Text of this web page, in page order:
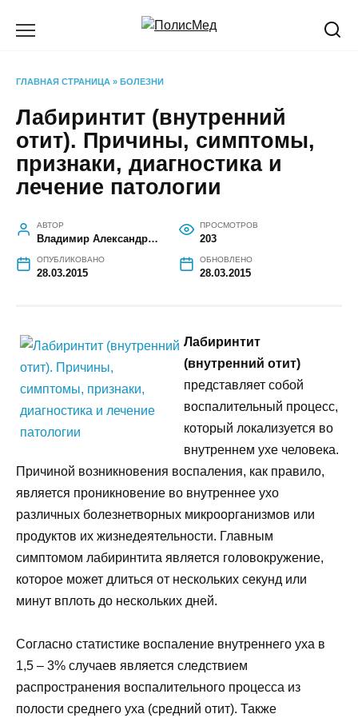
ГЛАВНАЯ СТРАНИЦА » БОЛЕЗНИ
Лабиринтит (внутренний
отит). Причины, симптомы,
признаки, диагностика и
лечение патологии
АВТОР
Владимир Александрович Марченко
ПРОСМОТРОВ
203
ОПУБЛИКОВАНО
28.03.2015
ОБНОВЛЕНО
28.03.2015
Лабиринтит
(внутренний отит)
представляет собой
воспалительный процесс,
который локализуется во
внутреннем ухе человека.
Причиной возникновения воспаления, как правило,
является проникновение во внутреннее ухо
различных болезнетворных микроорганизмов или
продуктов их жизнедеятельности. Главным
симптомом лабиринтита является головокружение,
которое может длиться от нескольких секунд или
минут вплоть до нескольких дней.
Согласно статистике воспаление внутреннего уха в
1,5 – 3% случаев является следствием
распространения воспалительного процесса из
полости среднего уха (средний отит). Также